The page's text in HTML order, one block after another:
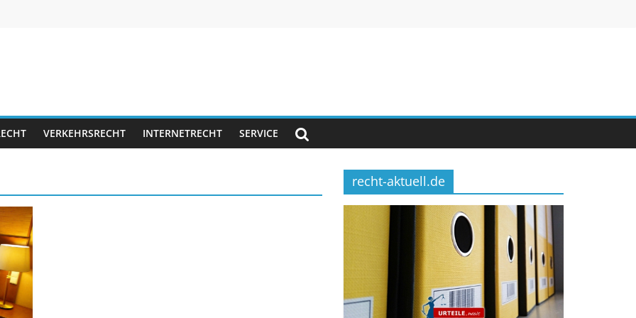
VERKEHRSRECHT INTERNETRECHT SERVICE
recht-aktuell.de